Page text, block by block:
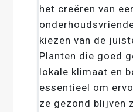
het creëren van
kiezen van de
Planten die goed
lokale klimaat en
essentieel om
ze gezond blijven